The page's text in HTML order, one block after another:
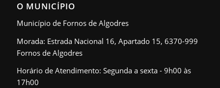
O MUNICÍPIO
Município de Fornos de Algodres
Morada: Estrada Nacional 16, Apartado 15, 6370-999
Fornos de Algodres
Horário de Atendimento: Segunda a sexta - 9h00 às
17h00